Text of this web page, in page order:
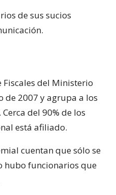
de sus sucios
Fiscales del Ministerio
de 2007 y agrupa a los
del 90% de los
está afiliado.
cuentan que sólo se
hubo funcionarios que